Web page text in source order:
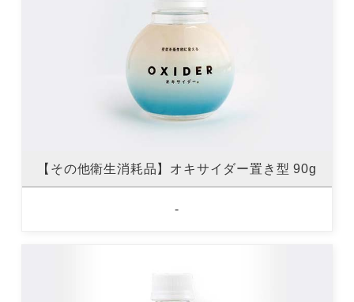
【その他衛生消耗品】オキサイダー置き型 90g
-